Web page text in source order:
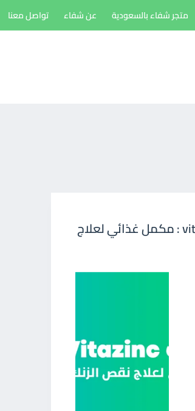
متجر شفاء بالسعودية عن شفاء تواصل معنا
فيتازنك vitazinc : مكمل غذائي لعلاج